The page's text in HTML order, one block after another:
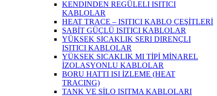
KENDINDEN REGÜLELI ISITICI
KABLOLAR
HEAT TRACE – ISITICI KABLO ÇEŞİTLERİ
SABİT GÜÇLÜ ISITICI KABLOLAR
YÜKSEK SICAKLIK SERI DIRENÇLI
ISITICI KABLOLAR
YÜKSEK SICAKLIK MI TİPİ MİNAREL
İZOLASYONLU KABLOLAR
BORU HATTI ISI İZLEME (HEAT
TRACING)
TANK VE SİLO ISITMA KABLOLARI